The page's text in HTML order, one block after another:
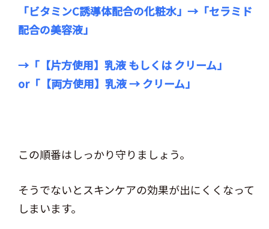
「ビタミンC誘導体配合の化粧水」→「セラミド
配合の美容液」
→「【片方使用】乳液 もしくは クリーム」
or「【両方使用】乳液 → クリーム」
この順番はしっかり守りましょう。
そうでないとスキンケアの効果が出にくくなって
しまいます。